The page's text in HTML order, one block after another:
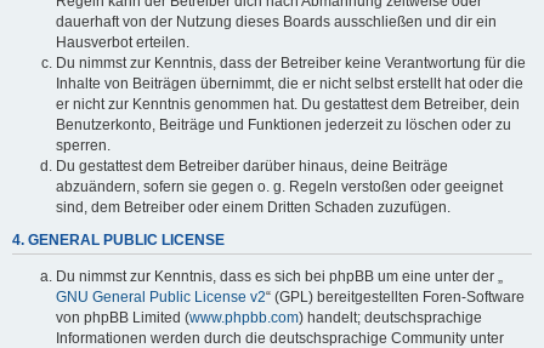
dauerhaft von der Nutzung dieses Boards ausschließen und dir ein
Hausverbot erteilen.
Du nimmst zur Kenntnis, dass der Betreiber keine Verantwortung für die
Inhalte von Beiträgen übernimmt, die er nicht selbst erstellt hat oder die
er nicht zur Kenntnis genommen hat. Du gestattest dem Betreiber, dein
Benutzerkonto, Beiträge und Funktionen jederzeit zu löschen oder zu
sperren.
Du gestattest dem Betreiber darüber hinaus, deine Beiträge
abzuändern, sofern sie gegen o. g. Regeln verstoßen oder geeignet
sind, dem Betreiber oder einem Dritten Schaden zuzufügen.
4. GENERAL PUBLIC LICENSE
Du nimmst zur Kenntnis, dass es sich bei phpBB um eine unter der „
GNU General Public License v2“ (GPL) bereitgestellten Foren-Software
von phpBB Limited (www.phpbb.com) handelt; deutschsprachige
Informationen werden durch die deutschsprachige Community unter